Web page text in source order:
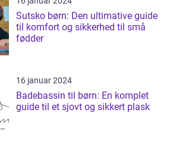
Sutsko børn: Den ultimative guide
til komfort og sikkerhed til små
fødder
16 januar 2024
Badebassin til børn: En komplet
guide til et sjovt og sikkert plask